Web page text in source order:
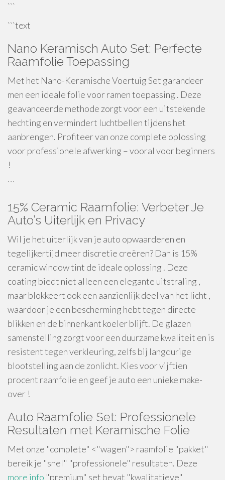
```
```text
Nano Keramisch Auto Set: Perfecte
Raamfolie Toepassing
Met het Nano-Keramische Voertuig Set garandeer
men een ideale folie voor ramen toepassing . Deze
geavanceerde methode zorgt voor een uitstekende
hechting en vermindert luchtbellen tijdens het
aanbrengen. Profiteer van onze complete oplossing
voor professionele afwerking – vooral voor beginners
!
```
15% Ceramic Raamfolie: Verbeter Je
Auto’s Uiterlijk en Privacy
Wil je het uiterlijk van je auto opwaarderen en
tegelijkertijd meer discretie creëren? Dan is 15%
ceramic window tint de ideale oplossing . Deze
coating biedt niet alleen een elegante uitstraling ,
maar blokkeert ook een aanzienlijk deel van het licht ,
waardoor je een bescherming hebt tegen directe
blikken en de binnenkant koeler blijft. De glazen
samenstelling zorgt voor een duurzame kwaliteit en is
resistent tegen verkleuring, zelfs bij langdurige
blootstelling aan de zonlicht. Kies voor vijftien
procent raamfolie en geef je auto een unieke make-
over !
Auto Raamfolie Set: Professionele
Resultaten met Keramische Folie
Met onze "complete" <"wagen"> raamfolie "pakket"
bereik je "snel" "professionele" resultaten. Deze
more info "premium" set bevat "kwalitatieve"